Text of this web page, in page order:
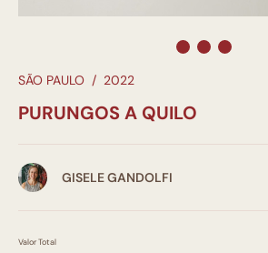
SÃO PAULO / 2022
PURUNGOS A QUILO
GISELE GANDOLFI
Valor Total